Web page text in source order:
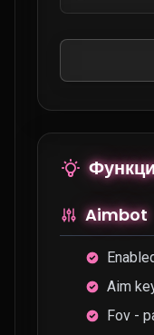
Aimbot
Aim
Fov -